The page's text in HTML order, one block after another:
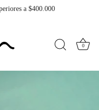
a $400.000
0